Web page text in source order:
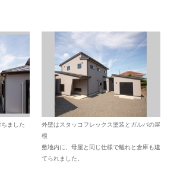
ました
外壁はスタッコフレックス塗装とガルバの屋
根
敷地内に、母屋と同じ仕様で離れと倉庫も建
てられました。